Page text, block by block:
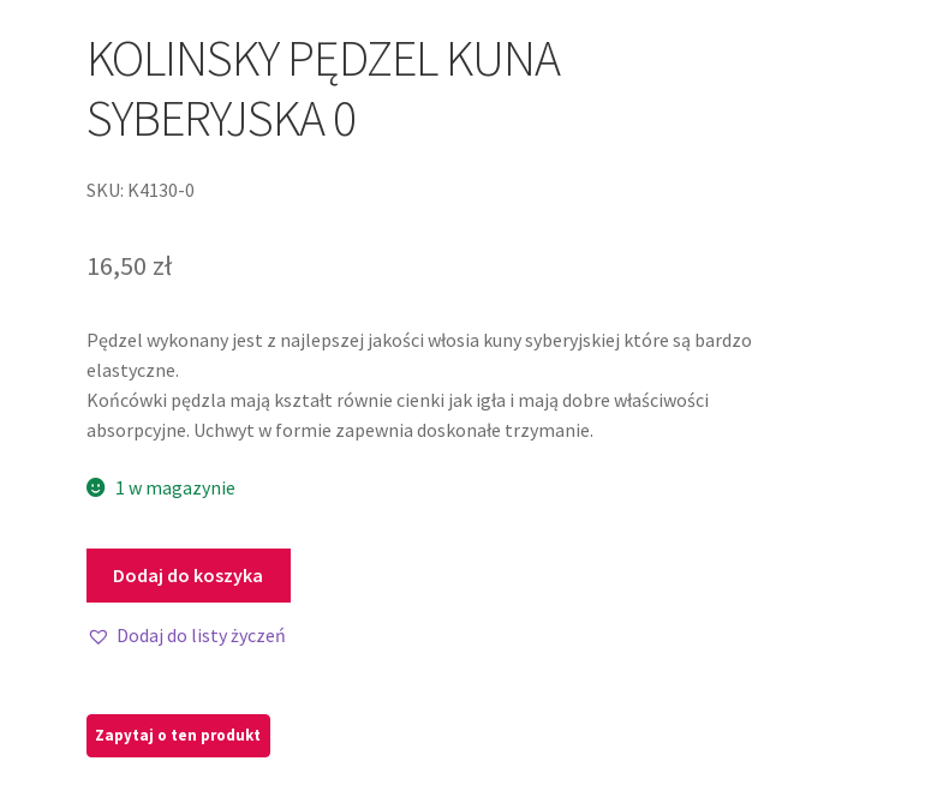
KOLINSKY PĘDZEL KUNA
SYBERYJSKA 0
SKU: K4130-0
16,50 zł
Pędzel wykonany jest z najlepszej jakości włosia kuny syberyjskiej które są bardzo
elastyczne.
Końcówki pędzla mają kształt równie cienki jak igła i mają dobre właściwości
absorpcyjne. Uchwyt w formie zapewnia doskonałe trzymanie.
1 w magazynie
Dodaj do koszyka
Dodaj do listy życzeń